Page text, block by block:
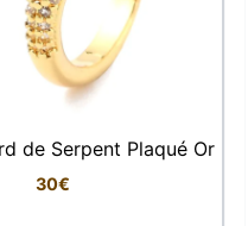
de Serpent Plaqué Or
30€